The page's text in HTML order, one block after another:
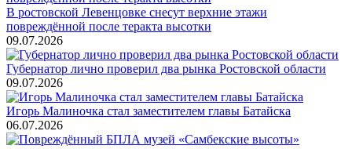
В ростовской Левенцовке снесут верхние этажи
повреждённой после теракта высотки
09.07.2026
Губернатор лично проверил два рынка Ростовской области
09.07.2026
Игорь Малиночка стал заместителем главы Батайска
06.07.2026